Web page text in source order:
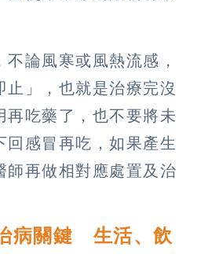
論風寒或風熱流感，
止」，也就是治療完沒
再吃藥了，也不要將未
回感冒再吃，如果產生
師再做相對應處置及治
病關鍵 生活、飲